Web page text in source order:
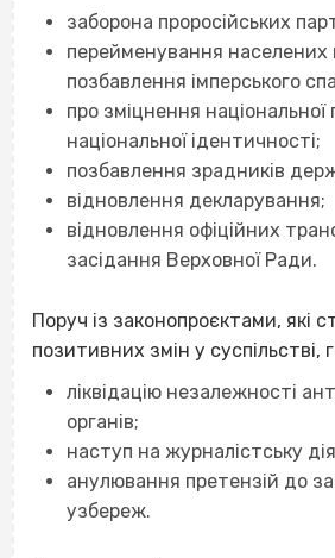
заборона проросійських
перейменування населених
позбавлення імперського
про зміцнення національної
національної ідентичності;
позбавлення зрадників
відновлення декларування;
відновлення офіційних
засідання Верховної Ради.
Поруч із законопроєктами, які
позитивних змін у суспільстві,
ліквідацію незалежності
органів;
наступ на журналістську
анулювання претензій до
узбереж.